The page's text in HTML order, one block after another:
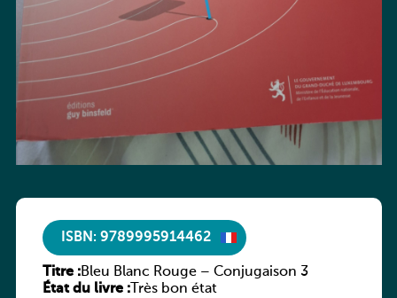
ISBN: 9789995914462
Titre :Bleu Blanc Rouge – Conjugaison 3
État du livre :Très bon état